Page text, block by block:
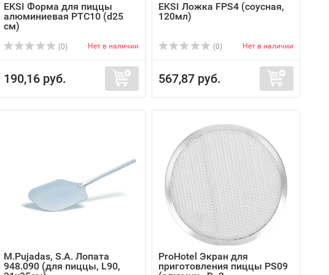
EKSI Форма для пиццы
алюминиевая PTC10 (d25
см)
(0) Нет в наличии
190,16 руб.
EKSI Ложка FPS4 (соусная,
120мл)
(0) Нет в наличии
567,87 руб.
M.Pujadas, S.A. Лопата
948.090 (для пиццы, L90,
ProHotel Экран для
приготовления пиццы PS09